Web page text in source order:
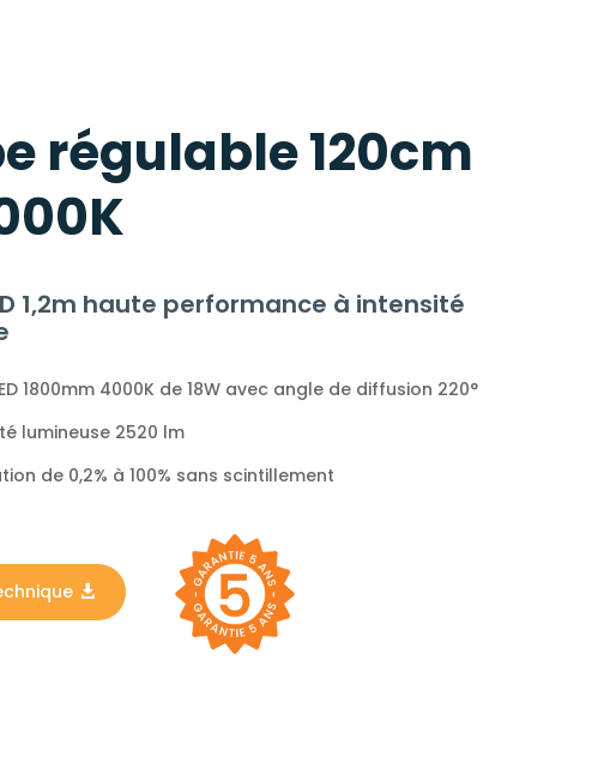
régulable 120cm
1,2m haute performance à intensité
1800mm 4000K de 18W avec angle de diffusion 220°
lumineuse 2520 lm
de 0,2% à 100% sans scintillement